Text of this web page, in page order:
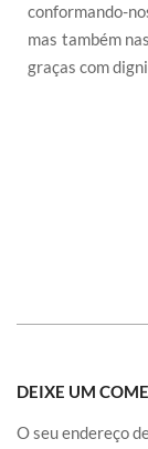
conformando-
mas também
graças com
DEIXE UM
O seu endereço